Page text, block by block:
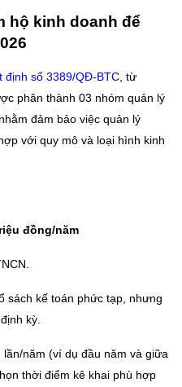
hộ kinh doanh để
định số 3389/QĐ-BTC, từ
phân thành 03 nhóm quản lý
đảm bảo việc quản lý
với quy mô và loại hình kinh
đồng/năm
sách kế toán phức tạp, nhưng
kỳ.
năm (ví dụ đầu năm và giữa
thời điểm kê khai phù hợp